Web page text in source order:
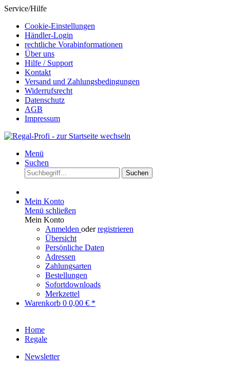
Service/Hilfe
Cookie-Einstellungen
Händler-Login
rechtliche Vorabinformationen
Über uns
Hilfe / Support
Kontakt
Versand und Zahlungsbedingungen
Widerrufsrecht
Datenschutz
AGB
Impressum
Menü
Suchen
Suchen
Mein Konto
Menü schließen
Mein Konto
Anmelden oderregistrieren
Übersicht
Persönliche Daten
Adressen
Zahlungsarten
Bestellungen
Sofortdownloads
Merkzettel
Warenkorb 0 0,00 € *
Home
Regale
Newsletter